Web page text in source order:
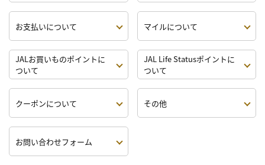
お支払いについて マイルについて
JALお買いものポイントに
ついて
JAL Life Statusポイントに
ついて
クーポンについて その他
お問い合わせフォーム